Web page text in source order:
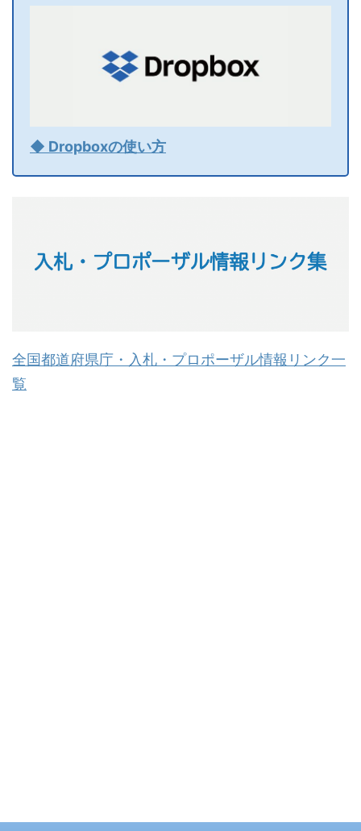
◆ Dropboxの使い方
全国都道府県庁・入札・プロポーザル情報リンク一
覧